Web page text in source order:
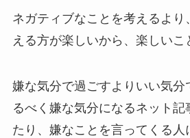
ネガティブなことを考えるより
える方が楽しいから、楽しいこ
嫌な気分で過ごすよりいい気分
るべく嫌な気分になるネット記
たり、嫌なことを言ってくる人